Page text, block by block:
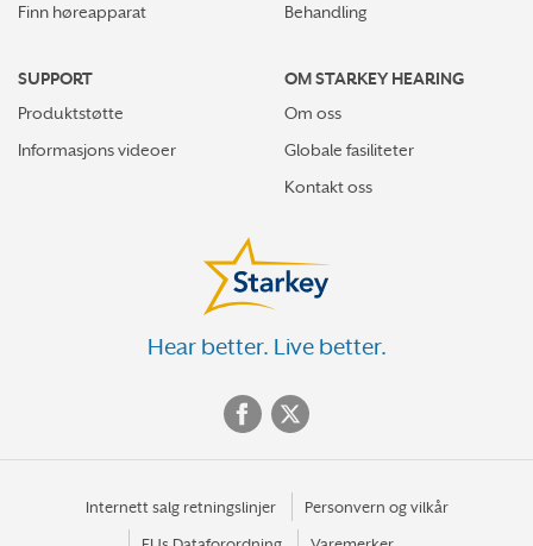
Finn høreapparat
Behandling
SUPPORT
Produktstøtte
Informasjons videoer
OM STARKEY HEARING
Om oss
Globale fasiliteter
Kontakt oss
Hear better. Live better.
Internett salg retningslinjer Personvern og vilkår